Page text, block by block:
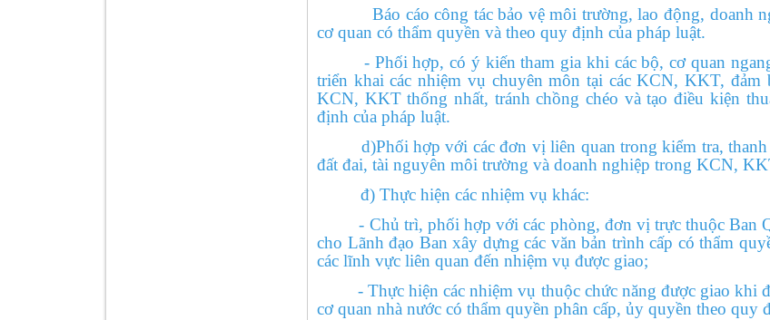
Báo cáo công tác bảo vệ môi trường, lao động, doanh
cơ quan có thẩm quyền và theo quy định của pháp luật.
- Phối hợp, có ý kiến tham gia khi các bộ, cơ quan ngang
triển khai các nhiệm vụ chuyên môn tại các KCN, KKT,
KCN, KKT thống nhất, tránh chồng chéo và tạo điều kiện
định của pháp luật.
d)Phối hợp với các đơn vị liên quan trong kiểm tra, thanh
đất đai, tài nguyên môi trường và doanh nghiệp trong KCN,
đ) Thực hiện các nhiệm vụ khác:
- Chủ trì, phối hợp với các phòng, đơn vị trực thuộc Ban
cho Lãnh đạo Ban xây dựng các văn bản trình cấp có thẩm
các lĩnh vực liên quan đến nhiệm vụ được giao;
- Thực hiện các nhiệm vụ thuộc chức năng được giao khi
cơ quan nhà nước có thẩm quyền phân cấp, ủy quyền theo quy